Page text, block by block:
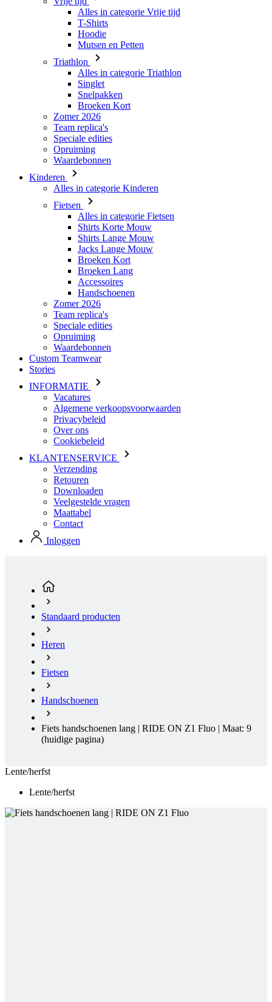
Triathlon
Alles in categorie Triathlon
Singlet
Snelpakken
Broeken Kort
Zomer 2026
Team replica's
Speciale edities
Opruiming
Waardebonnen
Kinderen
Alles in categorie Kinderen
Fietsen
Alles in categorie Fietsen
Shirts Lange Mouw
Jacks Lange Mouw
Broeken Kort
Broeken Lang
Accessoires
Handschoenen
Zomer 2026
Team replica's
Speciale edities
Opruiming
Waardebonnen
Custom Teamwear
Stories
INFORMATIE
Vacatures
Algemene verkoopsvoorwaarden
Privacybeleid
Cookiebeleid
KLANTENSERVICE
Verzending
Retouren
Downloaden
Veelgestelde vragen
Maattabel
Contact
Inloggen
Heren
Fietsen
Handschoenen
Fiets handschoenen lang | RIDE ON Z1 Fluo | Maat: 9
(huidige pagina)
Lente/herfst
Lente/herfst